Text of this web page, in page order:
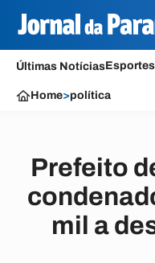
Últimas NotíciasEsportes
Home>política
Prefeito
mil a